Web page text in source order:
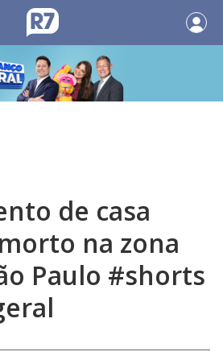
de casa
na zona
Paulo #shorts